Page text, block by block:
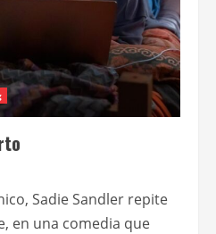
Sadie Sandler repite
en una comedia que